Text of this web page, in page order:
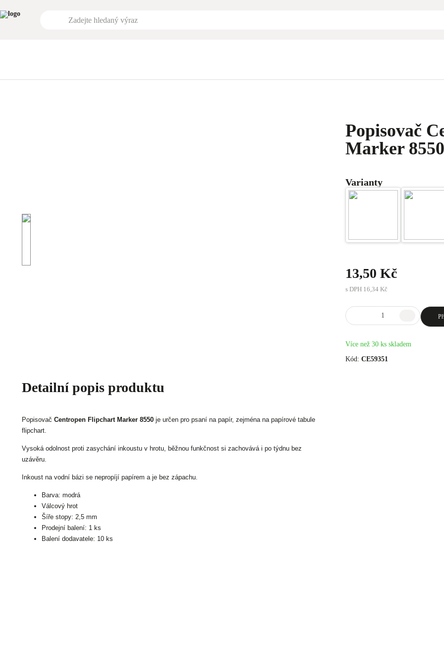
Detailní popis produktu
Popisovač Centropen Flipchart Marker 8550 je určen pro psaní na papír, zejména na papírové tabule
flipchart.
Vysoká odolnost proti zasychání inkoustu v hrotu, běžnou funkčnost si zachovává i po týdnu bez
uzávěru.
Inkoust na vodní bázi se nepropíjí papírem a je bez zápachu.
Barva: modrá
Válcový hrot
Šíře stopy: 2,5 mm
Prodejní balení: 1 ks
Balení dodavatele: 10 ks
Popisovač
Marker
Varianty
13,50 Kč
s DPH 16,34 Kč
Více než 30 ks skladem
Kód: CE59351